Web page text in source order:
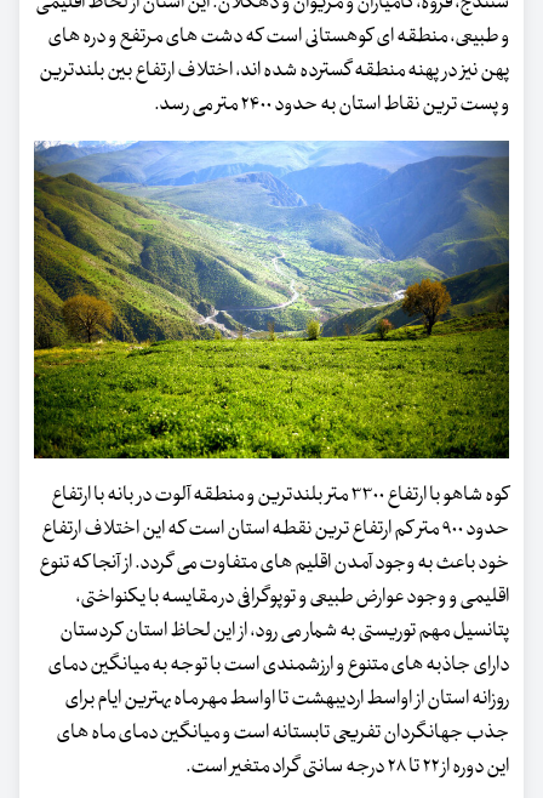
و طبیعی، منطقه ای کوهستانی است که دشت های مرتفع و دره های
پهن نیز در پهنه منطقه گسترده شده اند، اختلاف ارتفاع بین بلندترین
و پست ترین نقاط استان به حدود ۲۴۰۰ متر می رسد.
کوه شاهو با ارتفاع ۳۳۰۰ متر بلندترین و منطقه آلوت در بانه با ارتفاع
حدود ۹۰۰ متر کم ارتفاع ترین نقطه استان است که این اختلاف ارتفاع
خود باعث به وجود آمدن اقلیم های متفاوت می گردد. از آنجا که تنوع
اقلیمی و وجود عوارض طبیعی و توپوگرافی در مقایسه با یکنواختی،
پتانسیل مهم توریستی به شمار می رود، از این لحاظ استان کردستان
دارای جاذبه های متنوع و ارزشمندی است با توجه به میانگین دمای
روزانه استان از اواسط اردیبهشت تا اواسط مهر ماه بهترین ایام برای
جذب جهانگردان تفریحی تابستانه است و میانگین دمای ماه های
این دوره از ۲۲ تا ۲۸ درجه سانتی گراد متغیر است.